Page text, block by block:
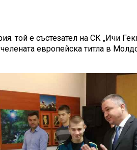
той е състезател на СК „Ичи
европейска титла в